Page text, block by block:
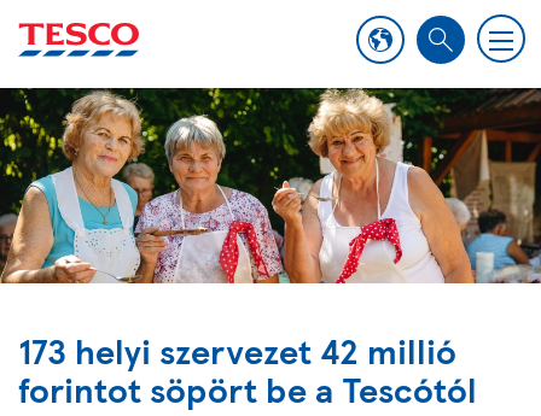
S
a
r
c
h
M
e
n
u
173 helyi szervezet 42 millió
forintot söpört be a Tescótól